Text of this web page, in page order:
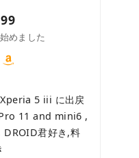
めました
5 iii に出戻
11 and mini6 ,
君好き,料